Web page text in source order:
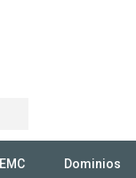
EMC Dominios